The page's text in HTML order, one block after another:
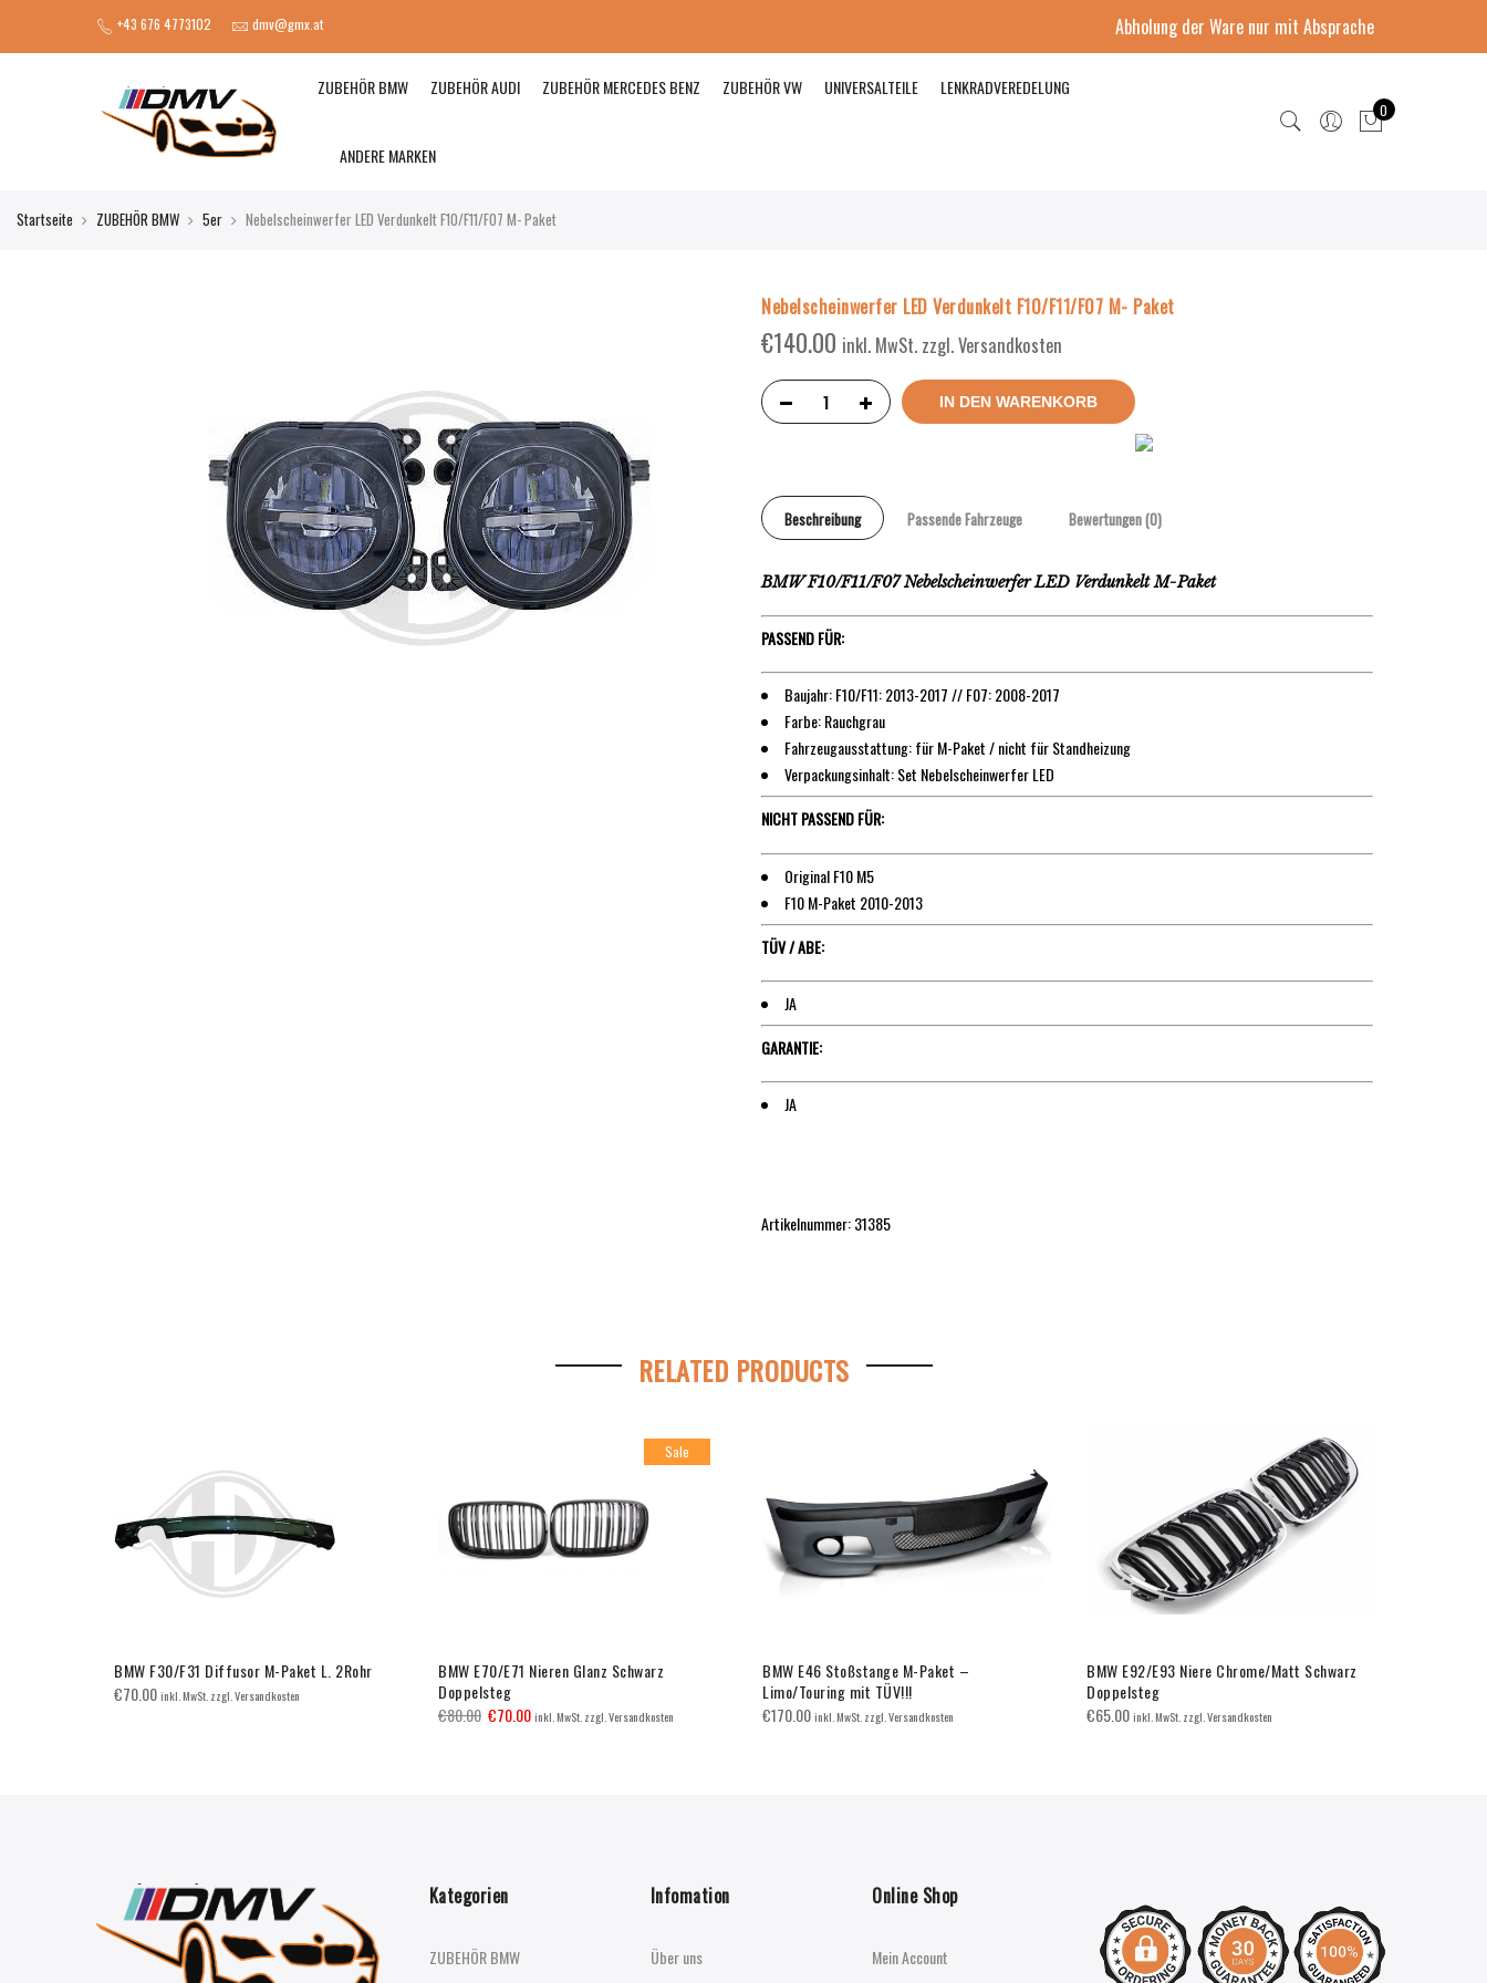
+43 676 4773102 dmv@gmx.at Abholung der Ware nur mit Absprache
ZUBEHÖR BMW ZUBEHÖR AUDI ZUBEHÖR MERCEDES BENZ ZUBEHÖR VW UNIVERSALTEILE LENKRADVEREDELUNG
ANDERE MARKEN
0
Startseite ZUBEHÖR BMW 5er Nebelscheinwerfer LED Verdunkelt F10/F11/F07 M- Paket
Nebelscheinwerfer LED Verdunkelt F10/F11/F07 M- Paket
€140.00 inkl. MwSt. zzgl. Versandkosten
IN DEN WARENKORB
Beschreibung Passende Fahrzeuge Bewertungen (0)
BMW F10/F11/F07 Nebelscheinwerfer LED Verdunkelt M-Paket
PASSEND FÜR:
Baujahr: F10/F11: 2013-2017 // F07: 2008-2017
Farbe: Rauchgrau
Fahrzeugausstattung: für M-Paket / nicht für Standheizung
Verpackungsinhalt: Set Nebelscheinwerfer LED
NICHT PASSEND FÜR:
Original F10 M5
F10 M-Paket 2010-2013
TÜV / ABE:
JA
GARANTIE:
JA
Artikelnummer: 31385
RELATED PRODUCTS
BMW F30/F31 Diffusor M-Paket L. 2Rohr
€70.00inkl. MwSt. zzgl. Versandkosten
Sale
BMW E70/E71 Nieren Glanz Schwarz
Doppelsteg
€80.00 €70.00inkl. MwSt. zzgl. Versandkosten
BMW E46 Stoßstange M-Paket –
Limo/Touring mit TÜV!!!
€170.00inkl. MwSt. zzgl. Versandkosten
BMW E92/E93 Niere Chrome/Matt Schwarz
Doppelsteg
€65.00inkl. MwSt. zzgl. Versandkosten
Kategorien
ZUBEHÖR BMW
Infomation
Über uns
Online Shop
Mein Account